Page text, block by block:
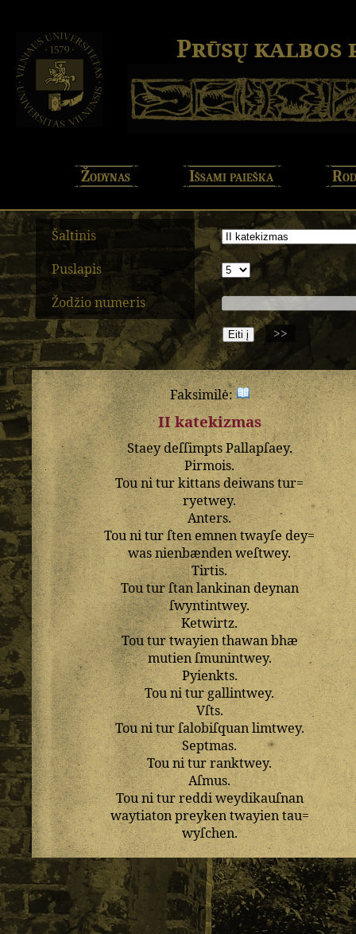
Prūsų kalbos
Žodynas Išsami paieška
Šaltinis
Puslapis
Žodžio numeris
>>
Faksimilė:
II katekizmas
StaeydeſſimptsPallapſaey.
Pirmois.
Touniturkittansdeiwanstur=
ryetwey.
Anters.
Touniturſtenemnentwayſedey=
wasnienbændenweſtwey.
Tirtis.
Touturſtanlankinandeynan
ſwyntintwey.
Ketwirtz.
Touturtwayienthawanbhæ
mutienſmunintwey.
Pyienkts.
Touni turgallintwey.
Vſts.
Touniturſalobiſquanlimtwey.
Septmas.
Touniturranktwey.
Aſmus.
Touniturreddiweydikauſnan
waytiatonpreykentwayientau=
wyſchen.